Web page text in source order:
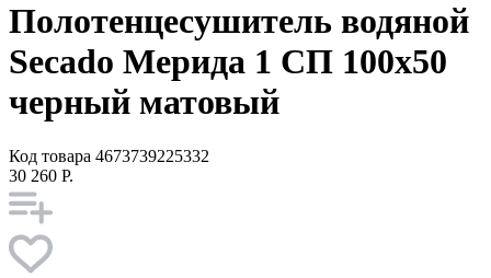
Полотенцесушитель водяной
Secado Мерида 1 СП 100x50
черный матовый
Код товара 4673739225332
30 260 Р.